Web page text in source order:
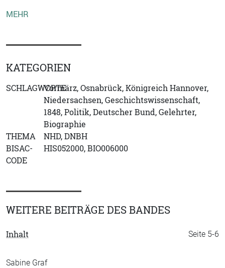
MEHR
KATEGORIEN
SCHLAGWORTEVormärz, Osnabrück, Königreich Hannover,
Niedersachsen, Geschichtswissenschaft,
1848, Politik, Deutscher Bund, Gelehrter,
Biographie
THEMA
NHD, DNBH
BISAC-
CODE
HIS052000, BIO006000
WEITERE BEITRÄGE DES BANDES
Seite 5-6
Inhalt
Sabine Graf